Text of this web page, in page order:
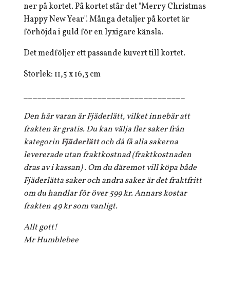
ner på kortet. På kortet står det "Merry Christmas
Happy New Year". Många detaljer på kortet är
förhöjda i guld för en lyxigare känsla.
Det medföljer ett passande kuvert till kortet.
Storlek: 11,5 x 16,3 cm
___________________________________
Den här varan är Fjäderlätt, vilket innebär att
frakten är gratis. Du kan välja fler saker från
kategorinFjäderlättoch då få alla sakerna
levererade utan fraktkostnad (fraktkostnaden
dras av i kassan) . Om du däremot vill köpa både
Fjäderlätta saker och andra saker är det fraktfritt
om du handlar för över 599 kr. Annars kostar
frakten 49 kr som vanligt.
Allt gott!
Mr Humblebee